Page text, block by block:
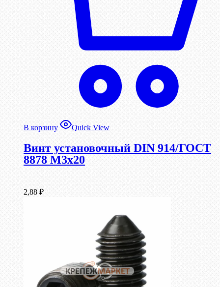
В корзину Quick View
Винт установочный DIN 914/ГОСТ
8878 M3x20
2,88 ₽